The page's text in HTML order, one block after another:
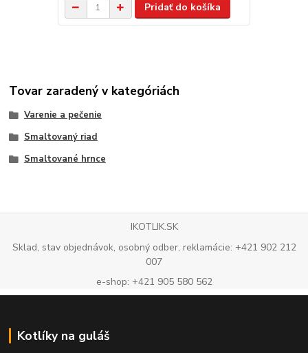
Pridať do košíka
Tovar zaradený v kategóriách
Varenie a pečenie
Smaltovaný riad
Smaltované hrnce
IKOTLIK.SK
Sklad, stav objednávok, osobný odber, reklamácie: +421 902 212
007
e-shop: +421 905 580 562
Kotlíky na guláš